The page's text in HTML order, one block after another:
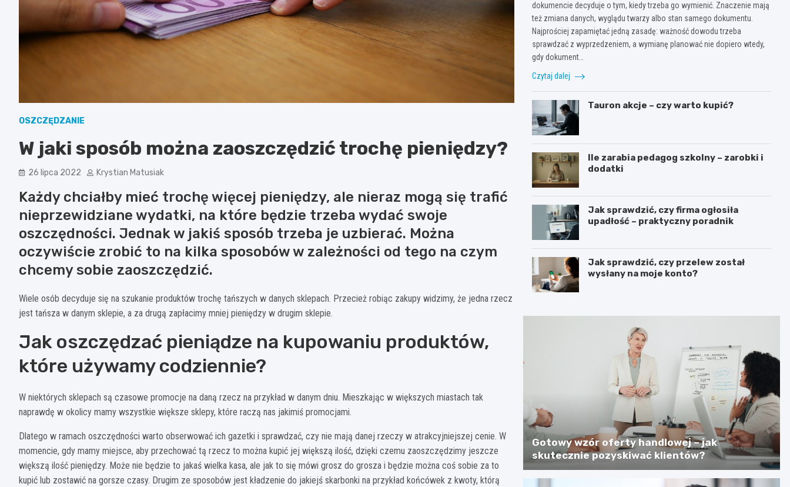
OSZCZĘDZANIE
W jaki sposób można zaoszczędzić trochę pieniędzy?
26 lipca 2022 Krystian Matusiak
Każdy chciałby mieć trochę więcej pieniędzy, ale nieraz mogą się trafić
nieprzewidziane wydatki, na które będzie trzeba wydać swoje
oszczędności. Jednak w jakiś sposób trzeba je uzbierać. Można
oczywiście zrobić to na kilka sposobów w zależności od tego na czym
chcemy sobie zaoszczędzić.
Wiele osób decyduje się na szukanie produktów trochę tańszych w danych sklepach. Przecież robiąc zakupy widzimy, że jedna rzecz
jest tańsza w danym sklepie, a za drugą zapłacimy mniej pieniędzy w drugim sklepie.
Jak oszczędzać pieniądze na kupowaniu produktów,
które używamy codziennie?
W niektórych sklepach są czasowe promocje na daną rzecz na przykład w danym dniu. Mieszkając w większych miastach tak
naprawdę w okolicy mamy wszystkie większe sklepy, które raczą nas jakimiś promocjami.
Dlatego w ramach oszczędności warto obserwować ich gazetki i sprawdzać, czy nie mają danej rzeczy w atrakcyjniejszej cenie. W
momencie, gdy mamy miejsce, aby przechować tą rzecz to można kupić jej większą ilość, dzięki czemu zaoszczędzimy jeszcze
większą ilość pieniędzy. Może nie będzie to jakaś wielka kasa, ale jak to się mówi grosz do grosza i będzie można coś sobie za to
kupić lub zostawić na gorsze czasy. Drugim ze sposobów jest kładzenie do jakiejś skarbonki na przykład końcówek z kwoty, którą
dokumencie decyduje o tym, kiedy trzeba go wymienić. Znaczenie mają
też zmiana danych, wyglądu twarzy albo stan samego dokumentu.
Najprościej zapamiętać jedną zasadę: ważność dowodu trzeba
sprawdzać z wyprzedzeniem, a wymianę planować nie dopiero wtedy,
gdy dokument…
Czytaj dalej
Tauron akcje – czy warto kupić?
Ile zarabia pedagog szkolny – zarobki i
dodatki
Jak sprawdzić, czy firma ogłosiła
upadłość – praktyczny poradnik
Jak sprawdzić, czy przelew został
wysłany na moje konto?
Gotowy wzór oferty handlowej – jak
skutecznie pozyskiwać klientów?